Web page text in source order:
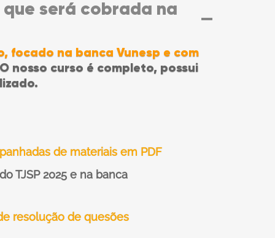
será cobrada na
focado na banca Vunesp e com
nosso curso é completo, possui
de materiais em PDF
TJSP 2025 e na banca
resolução de quesões